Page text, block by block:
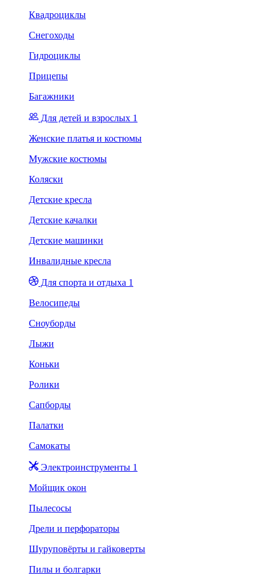
Квадроциклы
Снегоходы
Гидроциклы
Прицепы
Багажники
Для детей и взрослых 1
Женские платья и костюмы
Мужские костюмы
Коляски
Детские кресла
Детские качалки
Детские машинки
Инвалидные кресла
Для спорта и отдыха 1
Велосипеды
Сноуборды
Лыжи
Коньки
Ролики
Сапборды
Палатки
Самокаты
Электроинструменты 1
Мойщик окон
Пылесосы
Дрели и перфораторы
Шуруповёрты и гайковерты
Пилы и болгарки